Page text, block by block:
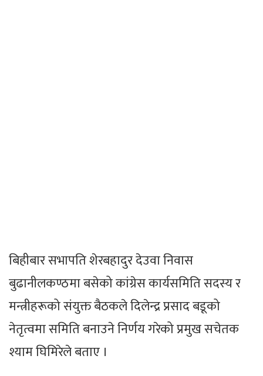
बिहीबार सभापति शेरबहादुर देउवा निवास
बुढानीलकण्ठमा बसेको कांग्रेस कार्यसमिति सदस्य र
मन्त्रीहरूको संयुक्त बैठकले दिलेन्द्र प्रसाद बडूको
नेतृत्वमा समिति बनाउने निर्णय गरेको प्रमुख सचेतक
श्याम घिमिरेले बताए ।